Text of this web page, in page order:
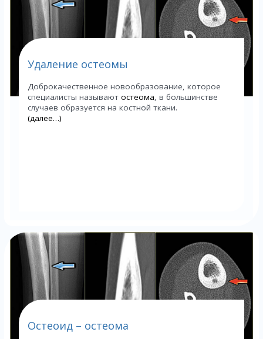
Удаление остеомы
Доброкачественное новообразование, которое
специалисты называют остеома, в большинстве
случаев образуется на костной ткани.
(далее…)
Остеоид – остеома